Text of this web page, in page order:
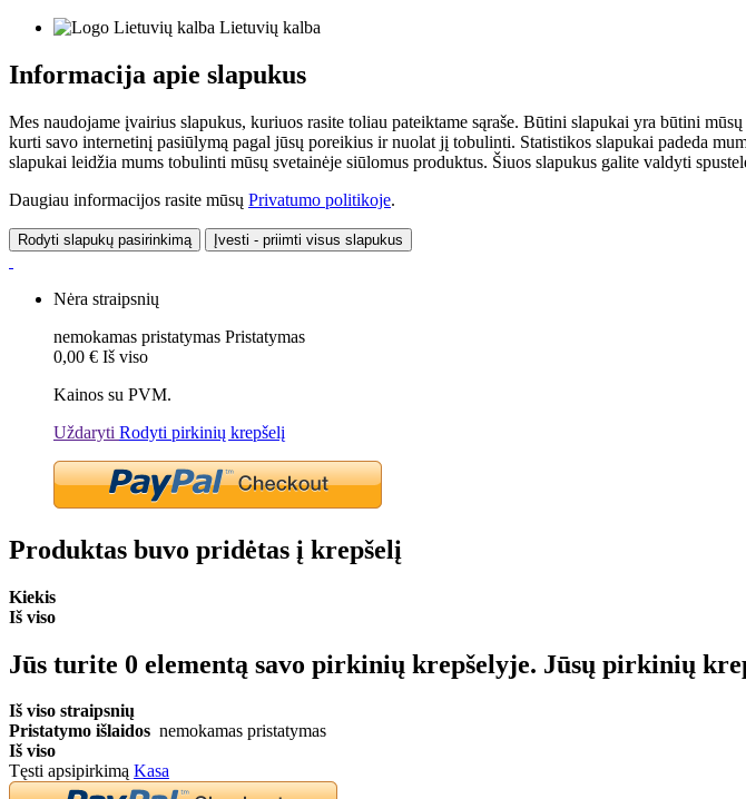
Lietuvių kalba
Informacija apie slapukus
Mes naudojame įvairius slapukus, kuriuos rasite toliau pateiktame sąraše. Būtini slapukai yra būtini
kurti savo internetinį pasiūlymą pagal jūsų poreikius ir nuolat jį tobulinti. Statistikos slapukai padeda
slapukai leidžia mums tobulinti mūsų svetainėje siūlomus produktus. Šiuos slapukus galite valdyti
Daugiau informacijos rasite mūsų Privatumo politikoje.
Rodyti slapukų pasirinkimą Įvesti - priimti visus slapukus
Nėra straipsnių
nemokamas pristatymas Pristatymas
0,00 € Iš viso
Kainos su PVM.
Uždaryti Rodyti pirkinių krepšelį
Produktas buvo pridėtas į krepšelį
Kiekis
Iš viso
Jūs turite 0 elementą savo pirkinių krepšelyje. Jūsų pirkinių
Iš viso straipsnių
Pristatymo išlaidos nemokamas pristatymas
Iš viso
Tęsti apsipirkimą Kasa